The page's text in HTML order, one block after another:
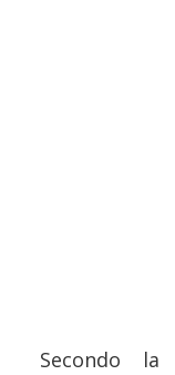
Secondo